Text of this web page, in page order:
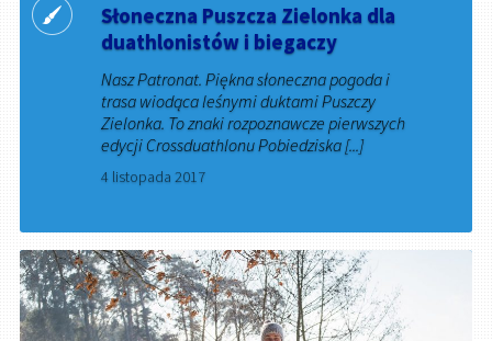
Słoneczna Puszcza Zielonka dla
duathlonistów i biegaczy
Nasz Patronat. Piękna słoneczna pogoda i
trasa wiodąca leśnymi duktami Puszczy
Zielonka. To znaki rozpoznawcze pierwszych
edycji Crossduathlonu Pobiedziska [...]
4 listopada 2017